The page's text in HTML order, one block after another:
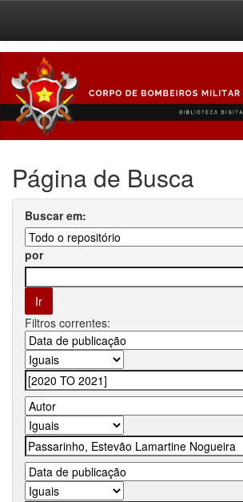
navigation
Página de Busca
Buscar em:
por
Filtros correntes: